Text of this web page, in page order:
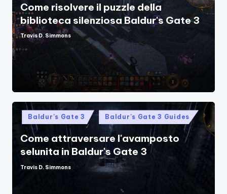
Come risolvere il puzzle della
biblioteca silenziosa Baldur's Gate 3
Posted
Travis D. Simmons
Posted
in
Baldur's Gate 3 Baldur's Gate 3 Guides
Come attraversare l'avamposto
selunita in Baldur's Gate 3
Posted
Travis D. Simmons